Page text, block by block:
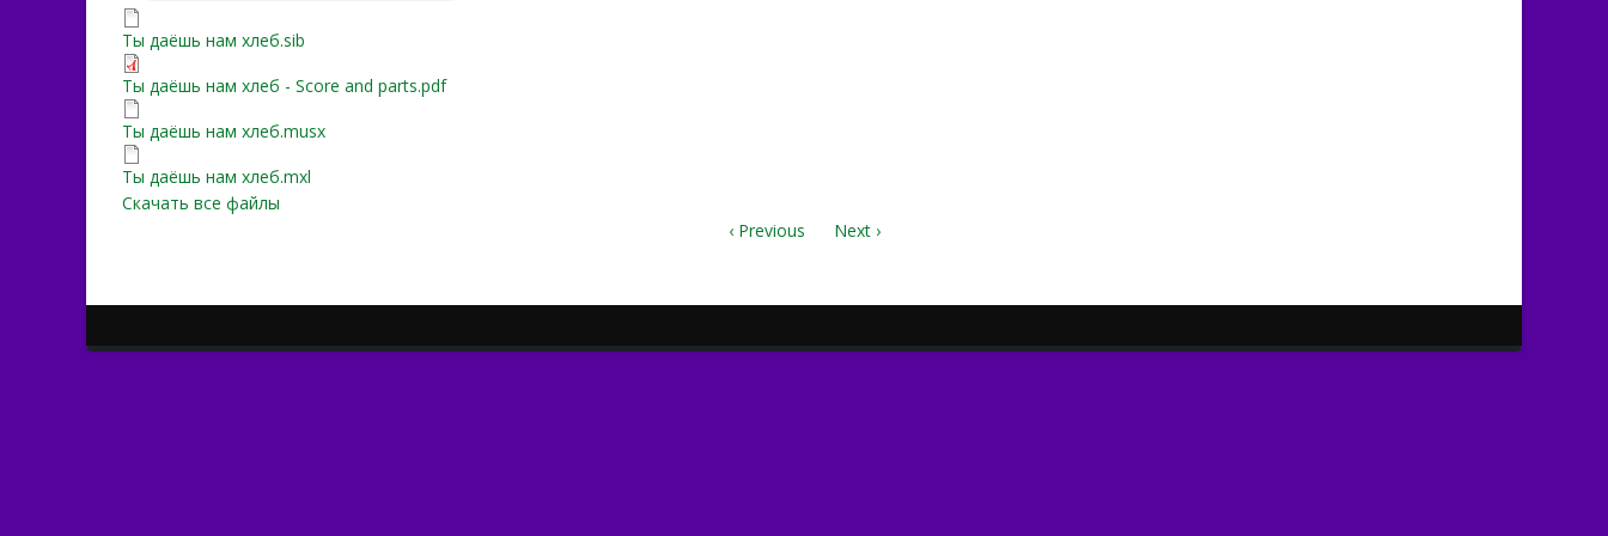
Ты даёшь нам хлеб.sib
Ты даёшь нам хлеб.sib
Ты даёшь нам хлеб - Score and parts.pdf
Ты даёшь нам хлеб - Score and parts.pdf
Ты даёшь нам хлеб.musx
Ты даёшь нам хлеб.musx
Ты даёшь нам хлеб.mxl
Ты даёшь нам хлеб.mxl
Скачать все файлы
‹ Previous
Next ›